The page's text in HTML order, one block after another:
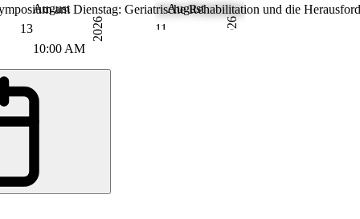
11
August
2026
am Dienstag: Geriatrische Rehabilitation und die
13
August
10:00 AM
2026